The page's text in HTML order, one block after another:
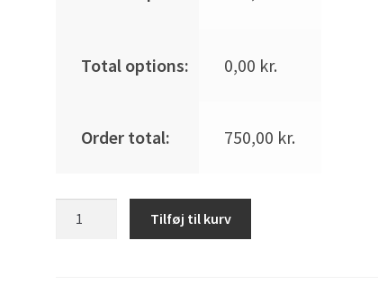
Total options: 0,00 kr.
Order total: 750,00 kr.
Tilføj til kurv